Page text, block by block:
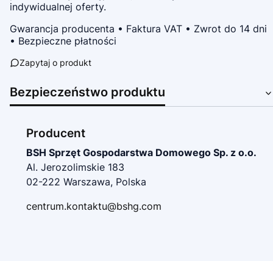
indywidualnej oferty.
Gwarancja producenta • Faktura VAT • Zwrot do 14 dni
• Bezpieczne płatności
Zapytaj o produkt
Bezpieczeństwo produktu
Producent
BSH Sprzęt Gospodarstwa Domowego Sp. z o.o.
Al. Jerozolimskie 183
02-222 Warszawa, Polska
centrum.kontaktu@bshg.com